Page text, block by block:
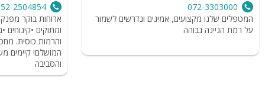
072-3303000
המטפלים שלנו מקצועים, אמינים ונדרשים לשמור
על רמת הגיינה גבוהה
2504854
ארוחות בוקר
ומתוקים •קינוחים
והרמות כוסית.
המושלם! קיימים
והסביבה